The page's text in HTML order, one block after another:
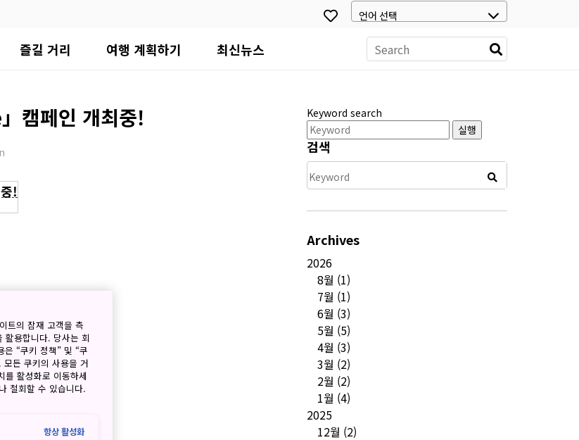
즐길 거리 여행 계획하기 최신뉴스
캠페인 개최중!
!
Keyword search
실행
검색
Archives
2026
8월 (1)
7월 (1)
6월 (3)
5월 (5)
4월 (3)
3월 (2)
2월 (2)
1월 (4)
2025
12월 (2)
트의 잠재 고객을 측
활용합니다. 당사는 회
“쿠키 정책” 및 “쿠
든 쿠키의 사용을 거
를 활성화로 이동하세
철회할 수 있습니다.
항상 활성화